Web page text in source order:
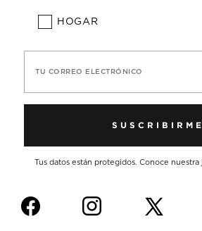
HOGAR
TU CORREO ELECTRÓNICO
SUSCRIBIRME
Tus datos están protegidos. Conoce nuestra
f i